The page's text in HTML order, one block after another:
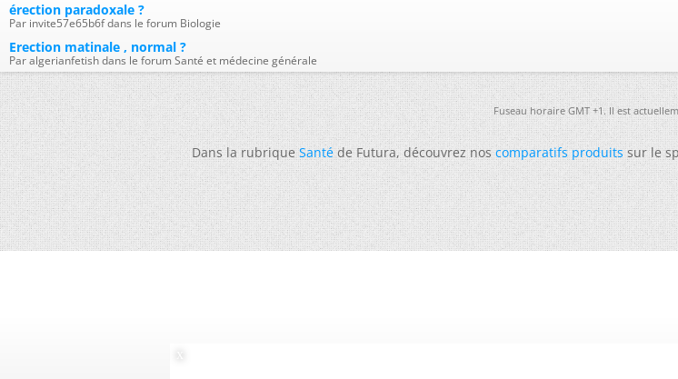
érection paradoxale ?
Par invite57e65b6f dans le forum Biologie
Erection matinale , normal ?
Par algerianfetish dans le forum Santé et médecine générale
Fuseau horaire GMT +1. Il est
Dans la rubriqueSantéde Futura, découvrez noscomparatifs produitssur le